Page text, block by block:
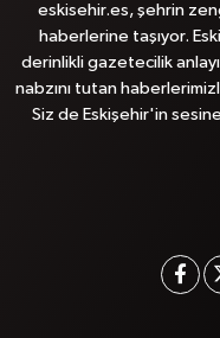
eskisehir.es, şehrin
haberlerine taşıyor.
derinlikli gazetecilik
nabzını tutan
Siz de Eskişehir'in